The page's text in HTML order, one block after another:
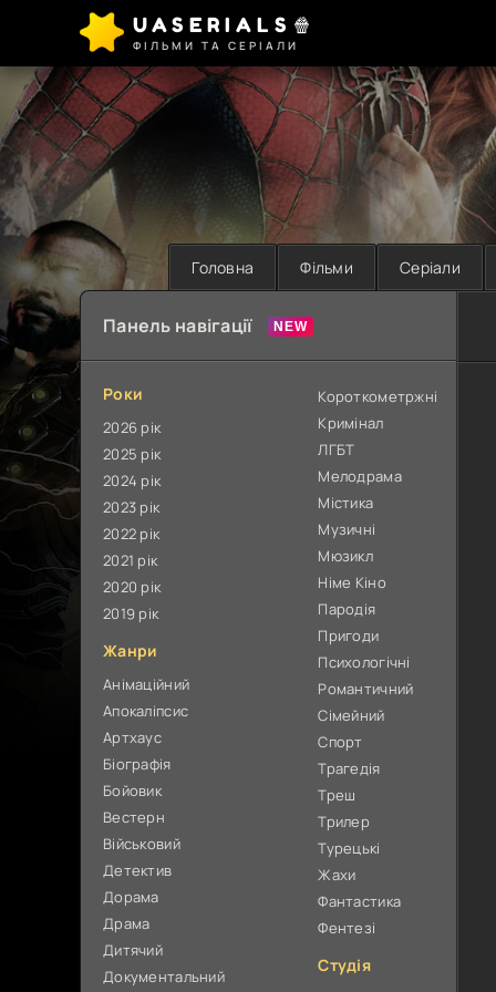
UASERIALS🍿
ФІЛЬМИ ТА СЕРІАЛИ
Головна Фільми Серіали
Панель навігації
Роки
2026 рік
2025 рік
2024 рік
2023 рік
2022 рік
2021 рік
2020 рік
2019 рік
Жанри
Анімаційний
Апокаліпсис
Артхаус
Біографія
Бойовик
Вестерн
Військовий
Детектив
Дорама
Драма
Дитячий
Документальний
Короткометржні
Кримінал
ЛГБТ
Мелодрама
Містика
Музичні
Мюзикл
Німе Кіно
Пародія
Пригоди
Психологічні
Романтичний
Сімейний
Спорт
Трагедія
Треш
Трилер
Турецькі
Жахи
Фантастика
Фентезі
Студія